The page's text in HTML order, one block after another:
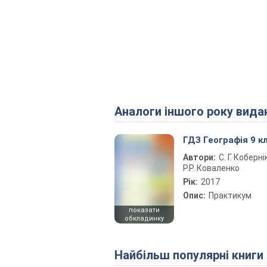
Аналоги іншого року
показати
обкладинку
ГДЗ Географія 9
Автори: С. Г.
Р.Р. Коваленко
Рік: 2017
Опис: Практикум
Найбільш популярні книги